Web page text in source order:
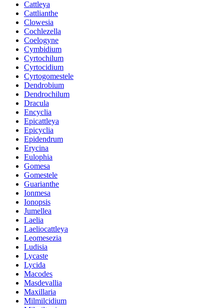
Cattleya
Cattlianthe
Clowesia
Cochlezella
Coelogyne
Cymbidium
Cyrtochilum
Cyrtocidium
Cyrtogomestele
Dendrobium
Dendrochilum
Dracula
Encyclia
Epicattleya
Epicyclia
Epidendrum
Erycina
Eulophia
Gomesa
Gomestele
Guarianthe
Ionmesa
Ionopsis
Jumellea
Laelia
Laeliocattleya
Leomesezia
Ludisia
Lycaste
Lycida
Macodes
Masdevallia
Maxillaria
Milmilcidium